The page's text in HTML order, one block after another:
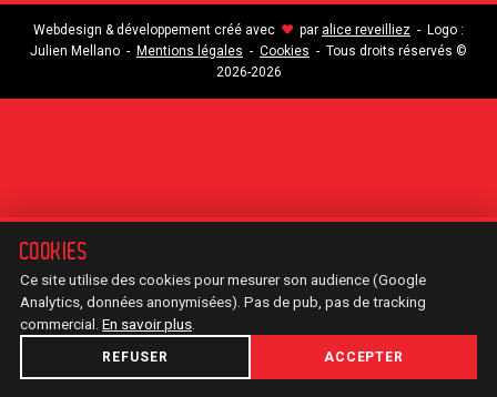
Webdesign & développement créé avec ♥ par alice reveilliez - Logo :
Julien Mellano - Mentions légales - Cookies - Tous droits réservés ©
2026-2026
COOKIES
Ce site utilise des cookies pour mesurer son audience (Google
Analytics, données anonymisées). Pas de pub, pas de tracking
commercial. En savoir plus
REFUSER ACCEPTER